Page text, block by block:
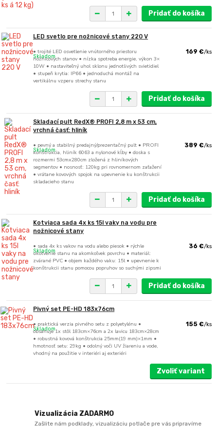
Pridať do košíka
LED svetlo pre nožnicové stany 220 V
• trojité LED osvetlenie vnútorného priestoru
nožnicových stanov • nízka spotreba energie, výkon 3×
10W • nastaviteľný uhol sklonu jednotlivých svietidiel
• stupeň krytia: IP66 • jednoduchá montáž na
vertikálnu vzperu strechy stanu
169 €/ks
Skladom
Pridať do košíka
Skladací pult RedX® PROFI 2,8 m x 53 cm,
vrchná časť: hliník
• pevný a stabilný predajný/prezentačný pult • PROFI
konštrukcia, hliník 6063 a nylonové kĺby • doska s
rozmermi 53cmx280cm zložená z hliníkových
segmentov • nosnosť: 120kg pri rovnomernom zaťažení
• vrátane kovových spojok na upevnenie ku konštrukcii
skladacieho stanu
389 €/ks
Skladom
Pridať do košíka
Kotviaca sada 4x ks 15l vaky na vodu pre
nožnicové stany
• sada 4x ks vakov na vodu alebo piesok • rýchle
ukotvenie stanu na akomkoľvek povrchu • materiál:
zvárané PVC • objem každého vaku: 15l • upevnenie k
konštrukcii stanu pomocou popruhov so suchými zipsmi
36 €/ks
Skladom
Pridať do košíka
Pivný set PE-HD 183x76cm
• praktická verzia pivného setu z polyetylénu •
obsahuje 1x stôl 183cm×76cm a 2x lavicu 183cm×28cm
• robustná kovová konštrukcia 25mm(19 mm)×1mm •
hmotnosť setu: 29kg • odolný voči UV žiareniu a vode,
vhodný na použitie v interiéri aj exteriéri
155 €/ks
Skladom
Zvoliť variant
Vizualizácia ZADARMO
Zašlite nám podklady, vizualizáciu potlače pre vás pripravíme